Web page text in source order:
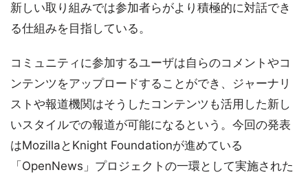
新しい取り組みでは参加者らがより積極的に対話でき
る仕組みを目指している。
コミュニティに参加するユーザは自らのコメントやコ
ンテンツをアップロードすることができ、ジャーナリ
ストや報道機関はそうしたコンテンツも活用した新し
いスタイルでの報道が可能になるという。今回の発表
はMozillaとKnight Foundationが進めている
「OpenNews」プロジェクトの一環として実施された